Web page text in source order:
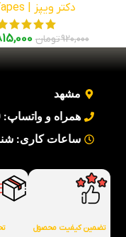
دکتر ویپز | Dr Vapes
920,000تومان
مشهد
همراه و واتساپ: 09354442930
ساعات کاری: شنبه تا
تضمین کیفیت محصول